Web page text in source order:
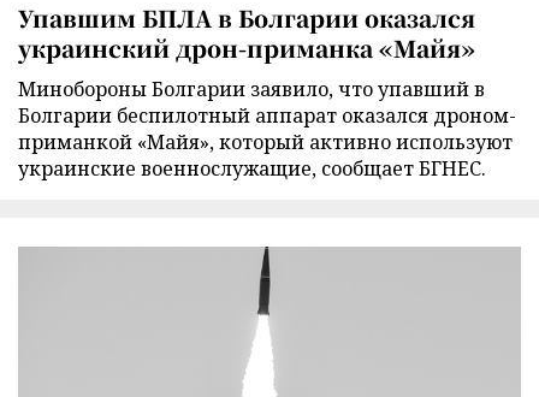
Упавшим БПЛА в Болгарии оказался
украинский дрон-приманка «Майя»
Минобороны Болгарии заявило, что упавший в
Болгарии беспилотный аппарат оказался дроном-
приманкой «Майя», который активно используют
украинские военнослужащие, сообщает БГНЕС.